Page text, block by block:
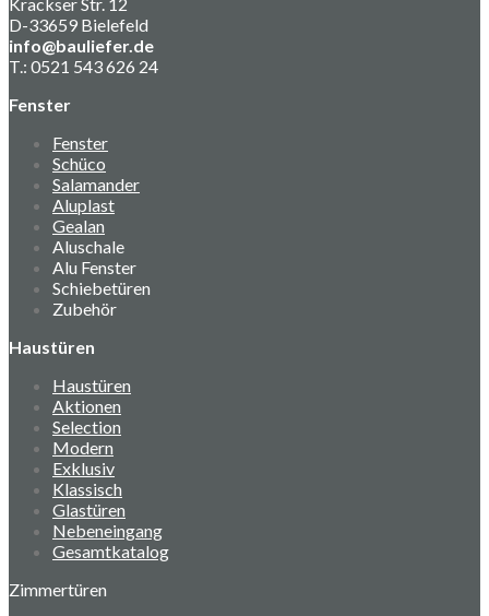
D-33659 Bielefeld
info@bauliefer.de
T.: 0521 543 626 24
Fenster
Fenster
Schüco
Salamander
Aluplast
Gealan
Aluschale
Alu Fenster
Schiebetüren
Zubehör
Haustüren
Haustüren
Aktionen
Selection
Modern
Exklusiv
Klassisch
Glastüren
Nebeneingang
Gesamtkatalog
Zimmertüren